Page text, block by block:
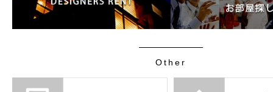
Other